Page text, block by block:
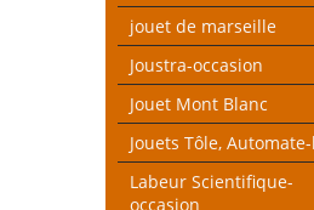
jouet de marseille
Joustra-occasion
Jouet Mont Blanc
Jouets Tôle,
Labeur Scientifique-
occasion